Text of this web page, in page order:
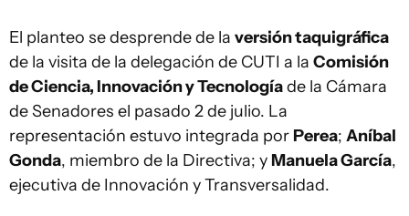
El planteo se desprende de la versión taquigráfica
de la visita de la delegación de CUTI a la Comisión
de Ciencia, Innovación y Tecnologíade la Cámara
de Senadores el pasado 2 de julio. La
representación estuvo integrada por Perea; Aníbal
Gonda, miembro de la Directiva; y Manuela García,
ejecutiva de Innovación y Transversalidad.